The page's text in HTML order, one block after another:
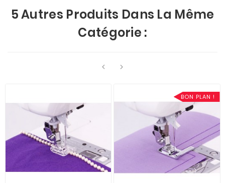
5 Autres Produits Dans La Même
Catégorie :
 
BON PLAN !